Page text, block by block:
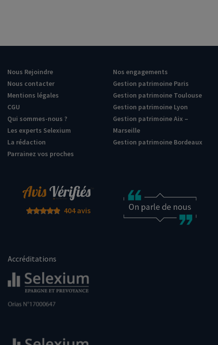
Nous Rejoindre
Nous contacter
Mentions légales
CGU
Qui sommes-nous ?
Les experts Selexium
La rédaction
Parrainez vos proches
Nos engagements
Gestion patrimoine Paris
Gestion patrimoine Toulouse
Gestion patrimoine Lyon
Gestion patrimoine Aix –
Marseille
Gestion patrimoine Bordeaux
404 avis
Accréditations